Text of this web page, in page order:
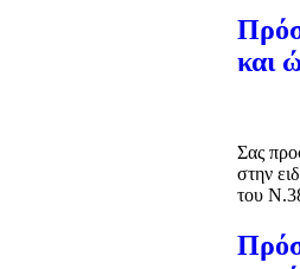
και
Σας
στην
του